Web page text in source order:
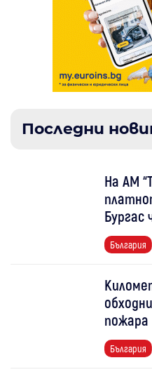
Последни
На АМ
Бургас
България
пожара
България